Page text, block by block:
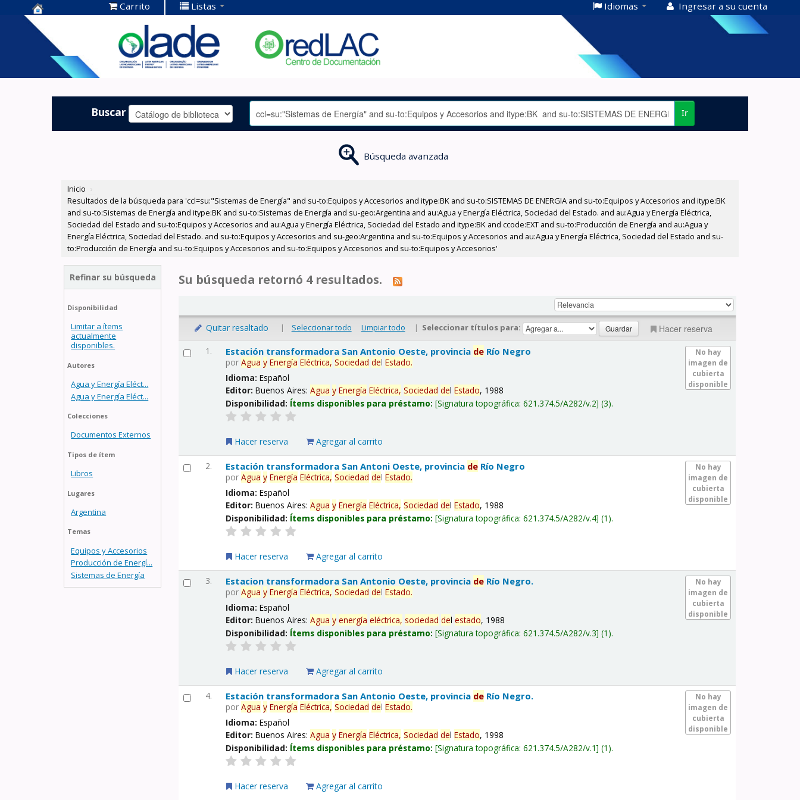
Centro de
Documentación
OLADE -
Carrito Listas Idiomas Ingresar a su cuenta
Buscar Ir
Búsqueda avanzada
Inicio ›
Resultados de la búsqueda para 'ccl=su:"Sistemas de Energía" and su-to:Equipos y Accesorios and itype:BK and su-to:SISTEMAS DE ENERGIA and su-to:Equipos y Accesorios and itype:BK
and su-to:Sistemas de Energía and itype:BK and su-to:Sistemas de Energía and su-geo:Argentina and au:Agua y Energía Eléctrica, Sociedad del Estado. and au:Agua y Energía Eléctrica,
Sociedad del Estado and su-to:Equipos y Accesorios and au:Agua y Energía Eléctrica, Sociedad del Estado and itype:BK and ccode:EXT and su-to:Producción de Energía and au:Agua y
Energía Eléctrica, Sociedad del Estado. and su-to:Equipos y Accesorios and su-geo:Argentina and su-to:Equipos y Accesorios and au:Agua y Energía Eléctrica, Sociedad del Estado and su-
to:Producción de Energía and su-to:Equipos y Accesorios and su-to:Equipos y Accesorios and su-to:Equipos y Accesorios'
Refinar su búsqueda
Disponibilidad
Limitar a ítems
actualmente
disponibles.
Autores
Agua y Energía Eléct...
Agua y Energía Eléct...
Colecciones
Documentos Externos
Tipos de ítem
Libros
Lugares
Argentina
Temas
Equipos y Accesorios
Producción de Energí...
Sistemas de Energía
Su búsqueda retornó 4 resultados.
Quitar resaltado | Seleccionar todo Limpiar todo | Seleccionar títulos para: Hacer reserva
1.
No hay
imagen de
cubierta
disponible
Estación transformadora San Antonio Oeste, provincia de Río Negro
porAgua y Energía Eléctrica, Sociedad delEstado.
Idioma:Español
Editor:Buenos Aires:Agua y Energía Eléctrica, Sociedad delEstado, 1988
Disponibilidad: Ítems disponibles para préstamo: Signatura topográfica:621.374.5/A282/v.2 (3).
Hacer reserva Agregar al carrito
2.
No hay
imagen de
cubierta
disponible
Estación transformadora San Antoni Oeste, provincia de Río Negro
porAgua y Energía Eléctrica, Sociedad delEstado.
Idioma:Español
Editor:Buenos Aires:Agua y Energía Eléctrica, Sociedad delEstado, 1988
Disponibilidad: Ítems disponibles para préstamo: Signatura topográfica:621.374.5/A282/v.4 (1).
Hacer reserva Agregar al carrito
3.
No hay
imagen de
cubierta
disponible
Estacion transformadora San Antonio Oeste, provincia de Río Negro.
porAgua y Energía Eléctrica, Sociedad delEstado.
Idioma:Español
Editor:Buenos Aires:Agua y energía eléctrica, sociedad delestado, 1988
Disponibilidad: Ítems disponibles para préstamo: Signatura topográfica:621.374.5/A282/v.3 (1).
Hacer reserva Agregar al carrito
4.
No hay
imagen de
cubierta
disponible
Estación transformadora San Antonio Oeste, provincia de Río Negro.
porAgua y Energía Eléctrica, Sociedad delEstado.
Idioma:Español
Editor:Buenos Aires:Agua y Energía Eléctrica, Sociedad delEstado, 1998
Disponibilidad: Ítems disponibles para préstamo: Signatura topográfica:621.374.5/A282/v.1 (1).
Hacer reserva Agregar al carrito